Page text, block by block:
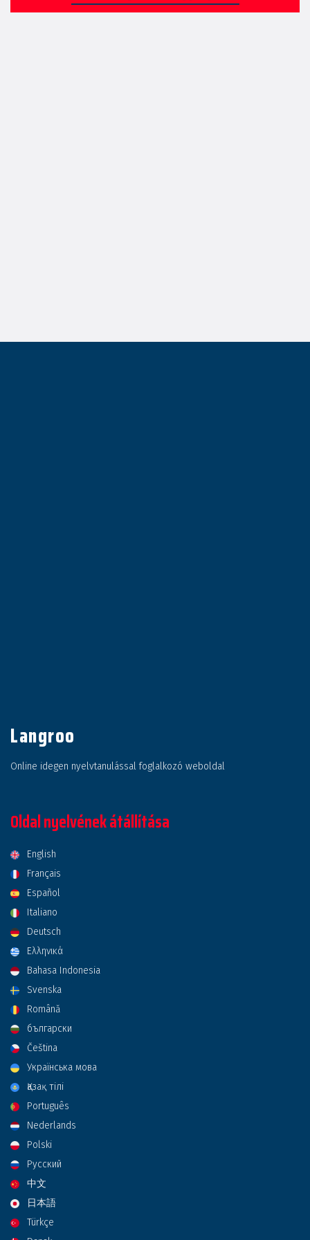
Langroo
Online idegen nyelvtanulással foglalkozó weboldal
Oldal nyelvének átállítása
English
Français
Español
Italiano
Deutsch
Ελληνικά
Bahasa Indonesia
Svenska
Română
български
Čeština
Українська мова
Қазақ тілі
Português
Nederlands
Polski
Русский
中文
日本語
Türkçe